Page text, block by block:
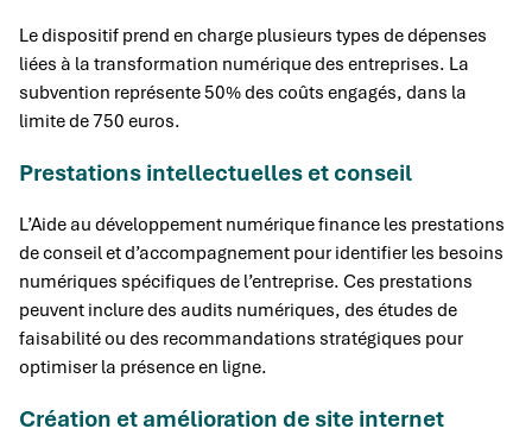
Le dispositif prend en charge plusieurs types de dépenses
liées à la transformation numérique des entreprises. La
subvention représente 50% des coûts engagés, dans la
limite de 750 euros.
Prestations intellectuelles et conseil
L’Aide au développement numérique finance les prestations
de conseil et d’accompagnement pour identifier les besoins
numériques spécifiques de l’entreprise. Ces prestations
peuvent inclure des audits numériques, des études de
faisabilité ou des recommandations stratégiques pour
optimiser la présence en ligne.
Création et amélioration de site internet